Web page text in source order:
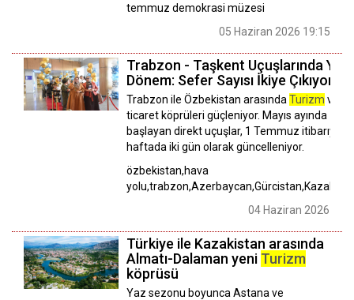
temmuz demokrasi müzesi
05 Haziran 2026 19:15
Trabzon - Taşkent Uçuşlarında Yeni
Dönem: Sefer Sayısı İkiye Çıkıyor!
Trabzon ile Özbekistan arasında Turizm ve
ticaret köprüleri güçleniyor. Mayıs ayında
başlayan direkt uçuşlar, 1 Temmuz itibarıyla
haftada iki gün olarak güncelleniyor.
özbekistan,hava
04 Haziran 2026
Türkiye ile Kazakistan arasında
Almatı-Dalaman yeni Turizm
köprüsü
Yaz sezonu boyunca Astana ve